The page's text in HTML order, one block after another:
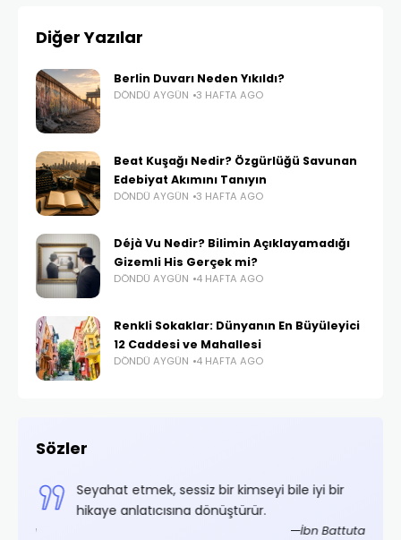
Diğer Yazılar
Berlin Duvarı Neden Yıkıldı?
DÖNDÜ AYGÜN 3 HAFTA AGO
Beat Kuşağı Nedir? Özgürlüğü Savunan
Edebiyat Akımını Tanıyın
DÖNDÜ AYGÜN 3 HAFTA AGO
Déjà Vu Nedir? Bilimin Açıklayamadığı
Gizemli His Gerçek mi?
DÖNDÜ AYGÜN 4 HAFTA AGO
Renkli Sokaklar: Dünyanın En Büyüleyici
12 Caddesi ve Mahallesi
DÖNDÜ AYGÜN 4 HAFTA AGO
Sözler
Seyahat etmek, sessiz bir kimseyi bile iyi bir
hikaye anlatıcısına dönüştürür.
İbn Battuta